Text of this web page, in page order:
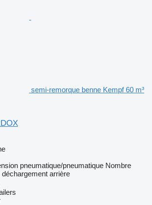
semi-remorque benne Kempf 60 m³
pneumatique/pneumatique Nombre
déchargement arrière